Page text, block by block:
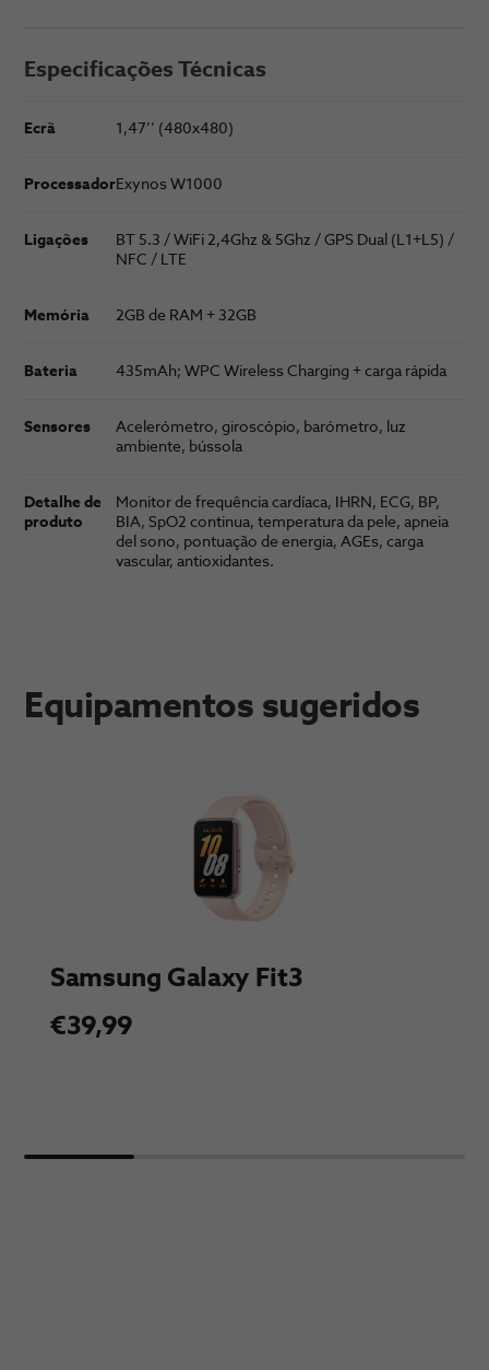
Especificações Técnicas
Ecrã 1,47’’ (480x480)
ProcessadorExynos W1000
Ligações
BT 5.3 / WiFi 2,4Ghz & 5Ghz / GPS Dual (L1+L5) /
NFC / LTE
Memória 2GB de RAM + 32GB
Bateria 435mAh; WPC Wireless Charging + carga rápida
Sensores
Acelerómetro, giroscópio, barómetro, luz
ambiente, bússola
Detalhe de
produto
Monitor de frequência cardíaca, IHRN, ECG, BP,
BIA, SpO2 continua, temperatura da pele, apneia
del sono, pontuação de energia, AGEs, carga
vascular, antioxidantes.
Equipamentos sugeridos
Samsung Galaxy Fit3
€39,99